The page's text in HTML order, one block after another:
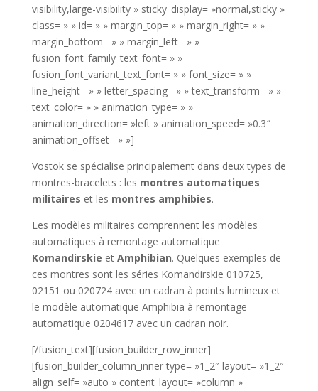
visibility,large-visibility » sticky_display= »normal,sticky »
class= » » id= » » margin_top= » » margin_right= » »
margin_bottom= » » margin_left= » »
fusion_font_family_text_font= » »
fusion_font_variant_text_font= » » font_size= » »
line_height= » » letter_spacing= » » text_transform= » »
text_color= » » animation_type= » »
animation_direction= »left » animation_speed= »0.3″
animation_offset= » »]
Vostok se spécialise principalement dans deux types de
montres-bracelets : les montres automatiques
militaires et les montres amphibies.
Les modèles militaires comprennent les modèles
automatiques à remontage automatique
Komandirskie et Amphibian. Quelques exemples de
ces montres sont les séries Komandirskie 010725,
02151 ou 020724 avec un cadran à points lumineux et
le modèle automatique Amphibia à remontage
automatique 0204617 avec un cadran noir.
[/fusion_text][fusion_builder_row_inner]
[fusion_builder_column_inner type= »1_2″ layout= »1_2″
align_self= »auto » content_layout= »column »